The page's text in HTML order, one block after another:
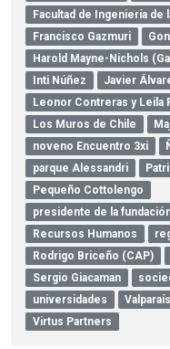
Facultad de Ingeniería
Francisco Gazmuri
Harold Mayne-Nichols
Inti Núñez
Javier
Leonor Contreras y Leila
Los Muros de Chile
noveno Encuentro 3xi
parque Alessandri
Pequeño Cottolengo
presidente de la
Recursos Humanos
Rodrigo Briceño (CAP)
Sergio Giacaman
universidades
Virtus Partners